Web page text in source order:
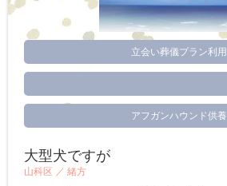
立会い葬儀プラン利用
アフガンハウンド供養
大型犬ですが
山科区 ／ 緒方